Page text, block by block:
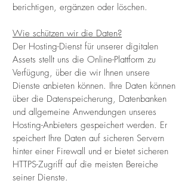
berichtigen, ergänzen oder löschen.
Wie schützen wir die Daten?
Der Hosting-Dienst für unserer digitalen
Assets stellt uns die Online-Plattform zu
Verfügung, über die wir Ihnen unsere
Dienste anbieten können. Ihre Daten können
über die Datenspeicherung, Datenbanken
und allgemeine Anwendungen unseres
Hosting-Anbieters gespeichert werden. Er
speichert Ihre Daten auf sicheren Servern
hinter einer Firewall und er bietet sicheren
HTTPS-Zugriff auf die meisten Bereiche
seiner Dienste.